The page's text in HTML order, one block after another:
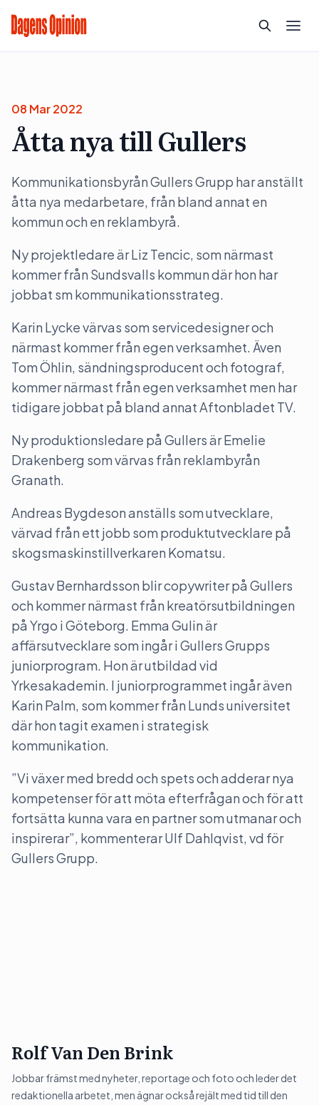
08 Mar 2022
Åtta nya till Gullers
Kommunikationsbyrån Gullers Grupp har anställt
åtta nya medarbetare, från bland annat en
kommun och en reklambyrå.
Ny projektledare är Liz Tencic, som närmast
kommer från Sundsvalls kommun där hon har
jobbat sm kommunikationsstrateg.
Karin Lycke värvas som servicedesigner och
närmast kommer från egen verksamhet. Även
Tom Öhlin, sändningsproducent och fotograf,
kommer närmast från egen verksamhet men har
tidigare jobbat på bland annat Aftonbladet TV.
Ny produktionsledare på Gullers är Emelie
Drakenberg som värvas från reklambyrån
Granath.
Andreas Bygdeson anställs som utvecklare,
värvad från ett jobb som produktutvecklare på
skogsmaskinstillverkaren Komatsu.
Gustav Bernhardsson blir copywriter på Gullers
och kommer närmast från kreatörsutbildningen
på Yrgo i Göteborg. Emma Gulin är
affärsutvecklare som ingår i Gullers Grupps
juniorprogram. Hon är utbildad vid
Yrkesakademin. I juniorprogrammet ingår även
Karin Palm, som kommer från Lunds universitet
där hon tagit examen i strategisk
kommunikation.
”Vi växer med bredd och spets och adderar nya
kompetenser för att möta efterfrågan och för att
fortsätta kunna vara en partner som utmanar och
inspirerar”, kommenterar Ulf Dahlqvist, vd för
Gullers Grupp.
Rolf Van Den Brink
Jobbar främst med nyheter, reportage och foto och leder det
redaktionella arbetet, men ägnar också rejält med tid till den